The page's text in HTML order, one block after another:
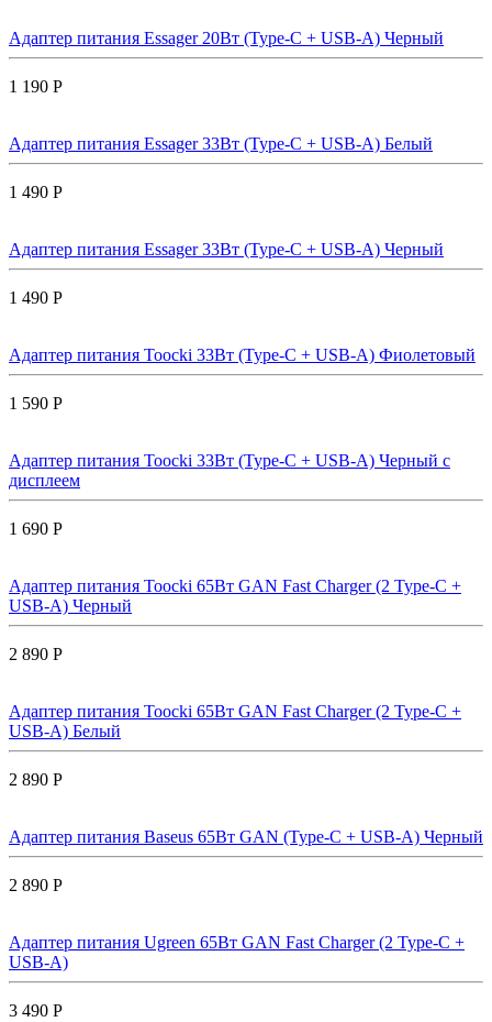
Адаптер питания Essager 20Вт (Type-C + USB-A) Черный
1 190 Р
Адаптер питания Essager 33Вт (Type-C + USB-A) Белый
1 490 Р
Адаптер питания Essager 33Вт (Type-C + USB-A) Черный
1 490 Р
Адаптер питания Toocki 33Вт (Type-C + USB-A) Фиолетовый
1 590 Р
Адаптер питания Toocki 33Вт (Type-C + USB-A) Черный с
дисплеем
1 690 Р
Адаптер питания Toocki 65Вт GAN Fast Charger (2 Type-C +
USB-A) Черный
2 890 Р
Адаптер питания Toocki 65Вт GAN Fast Charger (2 Type-C +
USB-A) Белый
2 890 Р
Адаптер питания Baseus 65Вт GAN (Type-C + USB-A) Черный
2 890 Р
Адаптер питания Ugreen 65Вт GAN Fast Charger (2 Type-C +
USB-A)
3 490 Р